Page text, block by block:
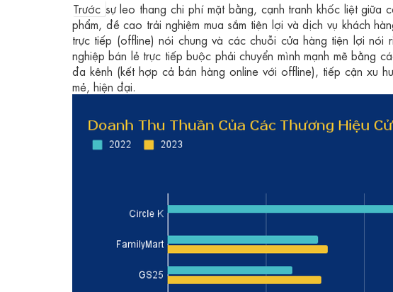
Trước sự leo thang chi phí mặt bằng, cạnh tranh khốc liệt
phẩm, đề cao trải nghiệm mua sắm tiện lợi và dịch vụ khách
trực tiếp (offline) nói chung và các chuỗi cửa hàng tiện lợi
nghiệp bán lẻ trực tiếp buộc phải chuyển mình mạnh mẽ bằng
đa kênh (kết hợp cả bán hàng online với offline), tiếp cận xu
mẻ, hiện đại.